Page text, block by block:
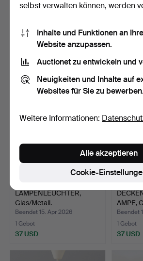
FLURLAMPE, Glas/Metall.
Beendet 7. Mai 2026
1 Gebot
7 Gebote
LAMPENLEUCHTER,
Glas/Metall.
Beendet 15. Apr 2026
1 Gebot
37 USD
AMPE,
Beendet
1 Gebot
37 USD
selbst verwalten können, werden
Inhalte und Funktionen an
Website anzupassen.
Auctionet zu entwickeln und
Neuigkeiten und Inhalte auf
Websites für Sie zu bewerben.
Weitere Informationen:
Cookie-
Alle akzeptieren